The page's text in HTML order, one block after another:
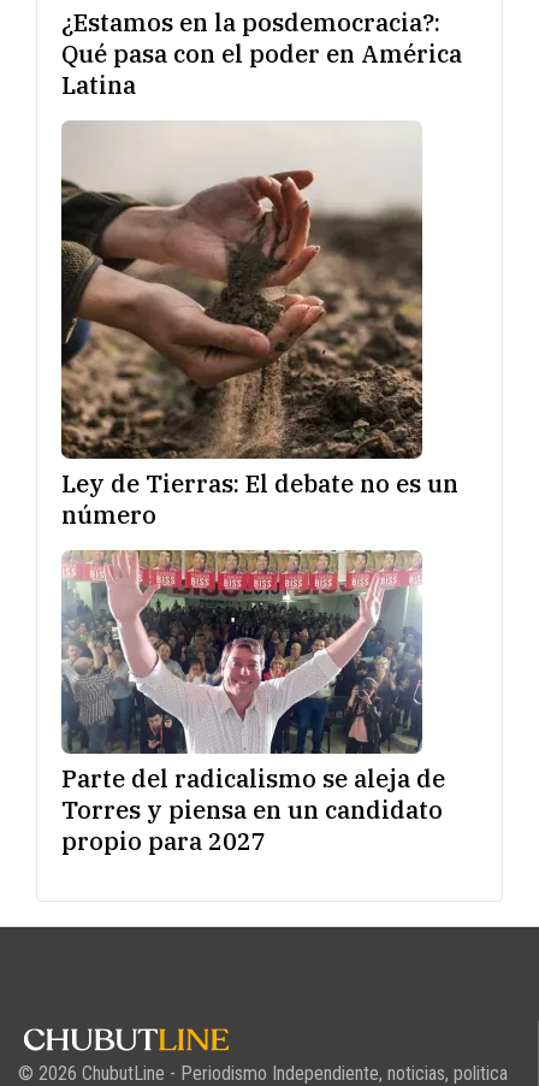
¿Estamos en la posdemocracia?:
Qué pasa con el poder en América
Latina
Ley de Tierras: El debate no es un
número
Parte del radicalismo se aleja de
Torres y piensa en un candidato
propio para 2027
© 2026 ChubutLine - Periodismo Independiente, noticias, politica